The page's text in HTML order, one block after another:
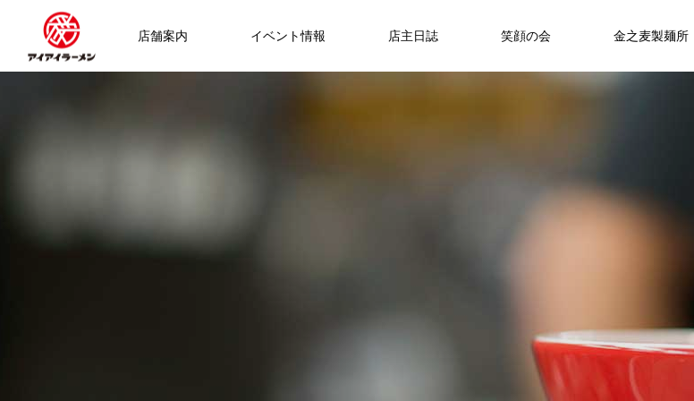
店舗案内 イベント情報 店主日誌 笑顔の会 金之麦製麺所